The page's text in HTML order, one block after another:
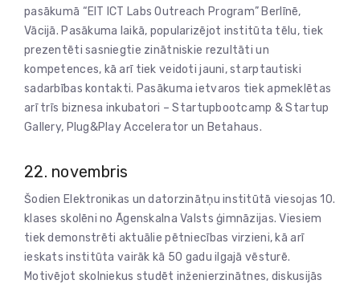
pasākumā “EIT ICT Labs Outreach Program” Berlīnē,
Vācijā. Pasākuma laikā, popularizējot institūta tēlu, tiek
prezentēti sasniegtie zinātniskie rezultāti un
kompetences, kā arī tiek veidoti jauni, starptautiski
sadarbības kontakti. Pasākuma ietvaros tiek apmeklētas
arī trīs biznesa inkubatori – Startupbootcamp & Startup
Gallery, Plug&Play Accelerator un Betahaus.
22. novembris
Šodien Elektronikas un datorzinātņu institūtā viesojas 10.
klases skolēni no Āgenskalna Valsts ģimnāzijas. Viesiem
tiek demonstrēti aktuālie pētniecības virzieni, kā arī
ieskats institūta vairāk kā 50 gadu ilgajā vēsturē.
Motivējot skolniekus studēt inženierzinātnes, diskusijās